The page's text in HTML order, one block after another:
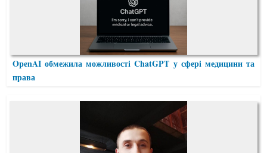
OpenAI обмежила можливості ChatGPT у сфері медицини та
права